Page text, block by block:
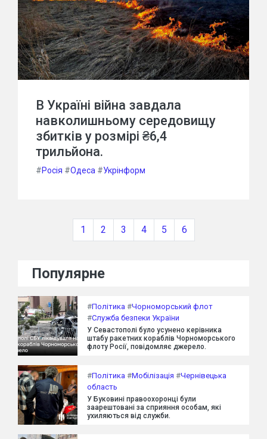
В Україні війна завдала
навколишньому середовищу
збитків у розмірі ₴6,4
трильйона.
#Росія #Одеса #Укрінформ
1 2 3 4 5 6
Популярне
#Політика #Чорноморський флот
#Служба безпеки України
У Севастополі було усунено керівника
штабу ракетних кораблів Чорноморського
флоту Росії, повідомляє джерело.
#Політика #Мобілізація #Чернівецька
область
У Буковині правоохоронці були
заарештовані за сприяння особам, які
ухиляються від служби.